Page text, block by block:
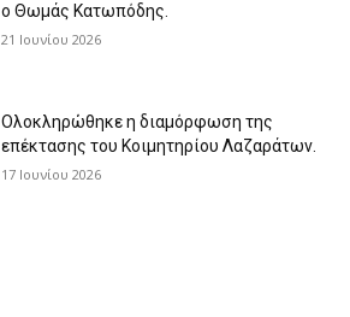
ο Θωμάς Κατωπόδης.
21 Ιουνίου 2026
Ολοκληρώθηκε η διαμόρφωση της
επέκτασης του Κοιμητηρίου Λαζαράτων.
17 Ιουνίου 2026